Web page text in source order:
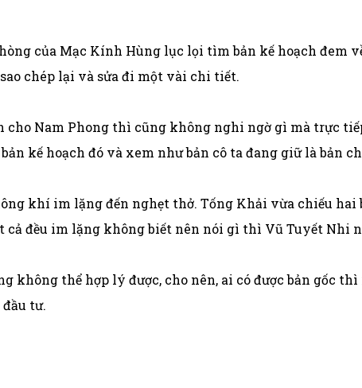
của Mạc Kính Hùng lục lọi tìm bản kế hoạch đem
chép lại và sửa đi một vài chi tiết.
cho Nam Phong thì cũng không nghi ngờ gì mà trực
kế hoạch đó và xem như bản cô ta đang giữ là bản
khí im lặng đến nghẹt thở. Tống Khải vừa chiếu
cả đều im lặng không biết nên nói gì thì Vũ Tuyết Nhi
không thể hợp lý được, cho nên, ai có được bản gốc
tư.